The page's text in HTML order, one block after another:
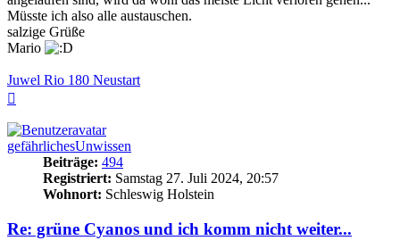
Müsste ich also alle austauschen.
salzige Grüße
Mario
Juwel Rio 180 Neustart
gefährlichesUnwissen
Beiträge: 494
Registriert: Samstag 27. Juli 2024, 20:57
Wohnort: Schleswig Holstein
Re: grüne Cyanos und ich komm nicht weiter...